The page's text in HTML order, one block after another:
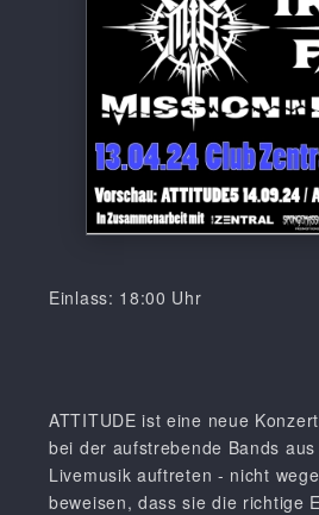
Einlass: 18:00 Uhr
ATTITUDE ist eine neue
bei der aufstrebende Bands
Livemusik auftreten - nicht
beweisen, dass sie die richtige